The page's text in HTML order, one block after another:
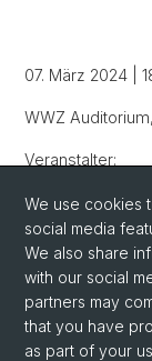
07. März 2024 |
WWZ
Veranstalter:
We use cookies
social media
We also share
with our social
partners may
that you have
as part of your